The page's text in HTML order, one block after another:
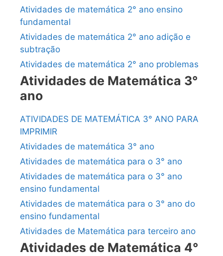
Atividades de matemática 2° ano ensino
fundamental
Atividades de matemática 2° ano adição e
subtração
Atividades de matemática 2° ano problemas
Atividades de Matemática 3°
ano
ATIVIDADES DE MATEMÁTICA 3° ANO PARA
IMPRIMIR
Atividades de matemática 3° ano
Atividades de matemática para o 3° ano
Atividades de matemática para o 3° ano
ensino fundamental
Atividades de matemática para o 3° ano do
ensino fundamental
Atividades de Matemática para terceiro ano
Atividades de Matemática 4°